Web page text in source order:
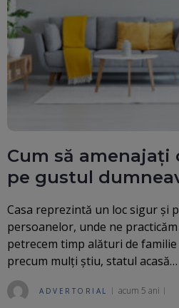
Cum să amenajaţi
pe gustul
Casa reprezintă un loc sigur și
persoanelor, unde ne
petrecem timp alături de
precum mulţi ştiu, statul acasă…
ADVERTORIAL acum 5 ani